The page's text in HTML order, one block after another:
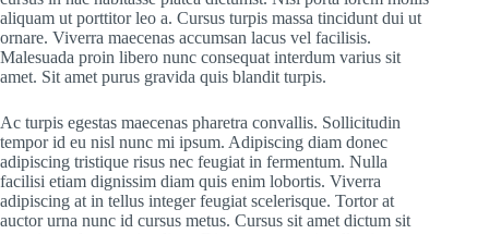
aliquam ut porttitor leo a. Cursus turpis massa tincidunt dui ut
ornare. Viverra maecenas accumsan lacus vel facilisis.
Malesuada proin libero nunc consequat interdum varius sit
amet. Sit amet purus gravida quis blandit turpis.
Ac turpis egestas maecenas pharetra convallis. Sollicitudin
tempor id eu nisl nunc mi ipsum. Adipiscing diam donec
adipiscing tristique risus nec feugiat in fermentum. Nulla
facilisi etiam dignissim diam quis enim lobortis. Viverra
adipiscing at in tellus integer feugiat scelerisque. Tortor at
auctor urna nunc id cursus metus. Cursus sit amet dictum sit